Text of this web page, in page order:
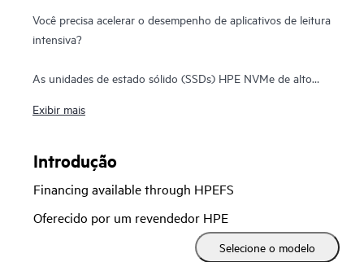
Você precisa acelerar o desempenho de aplicativos de leitura
intensiva?
As unidades de estado sólido (SSDs) HPE NVMe de alto
aplicativos que exigem uma combinação poderosa de IOPS
competitivo. As SSDs NVMe se comunicam diretamente com
os aplicativos através do barramento PCIe para aumentar a
largura de banda de I/O e reduzir a latência.
As SSDs HPE NVMe de alto desempenho e RI oferecem
transferências de dados do armazenamento com alto
Exibir mais
Introdução
Financing available through HPEFS
Oferecido por um revendedor HPE
Selecione o modelo